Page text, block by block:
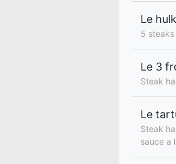
Le
5
Le 3
Steak
Le
Steak
sauce a